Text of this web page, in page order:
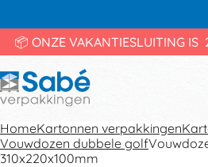
📦 ONZE VAKANTIESLUITING
HomeKartonnen verpakkingen
Vouwdozen dubbele golf
310x220x100mm